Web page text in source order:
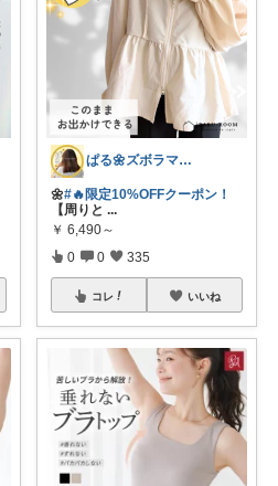
ぱる🌼ズボラママのラク家事
🌼#🔥限定10%OFFクーポン！
【周りと ...
￥ 6,490～
0 0 335
コレ いいね